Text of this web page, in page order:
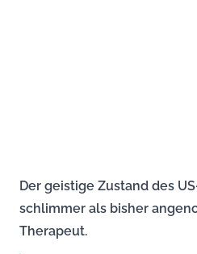
Der geistige Zustand des
schlimmer als bisher
Therapeut.